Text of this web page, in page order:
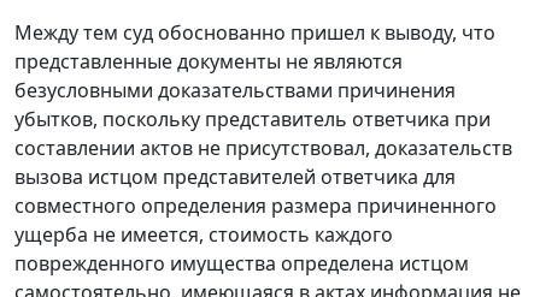
Между тем суд обоснованно пришел к выводу, что
представленные документы не являются
безусловными доказательствами причинения
убытков, поскольку представитель ответчика при
составлении актов не присутствовал, доказательств
вызова истцом представителей ответчика для
совместного определения размера причиненного
ущерба не имеется, стоимость каждого
поврежденного имущества определена истцом